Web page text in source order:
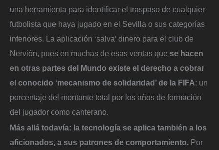
una herramienta para identificar el traspaso de cualquier
futbolista que haya jugado en el Sevilla o sus categorías
inferiores. La aplicación ‘salva’ dinero para el club de
Nervión, pues en muchas de esas ventas que se hacen
en otras partes del Mundo existe el derecho a cobrar
el conocido ‘mecanismo de solidaridad’ de la FIFA: un
porcentaje del montante total por los años de formación
del jugador como canterano.
Más allá todavía: la tecnología se aplica también a los
aficionados, a sus patrones de comportamiento. Por